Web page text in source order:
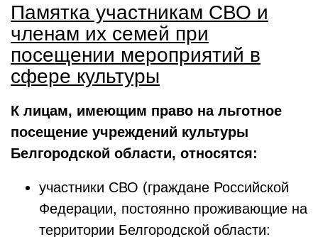
Памятка участникам СВО и
членам их семей при
посещении мероприятий в
сфере культуры
К лицам, имеющим право на льготное
посещение учреждений культуры
Белгородской области, относятся:
участники СВО (граждане Российской
Федерации, постоянно проживающие на
территории Белгородской области: